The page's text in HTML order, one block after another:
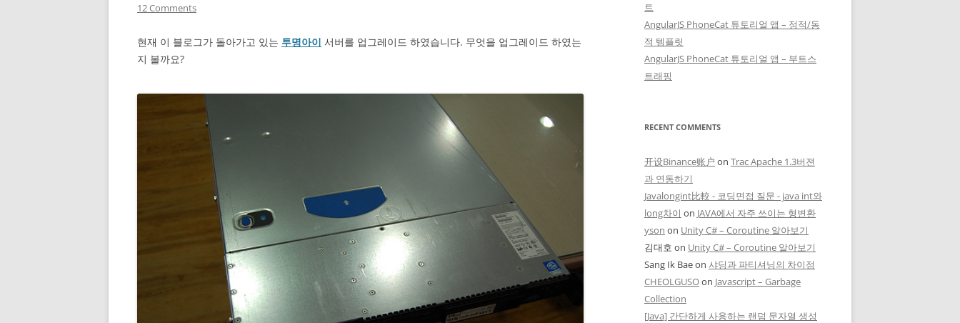
12 Comments
현재 이 블로그가 돌아가고 있는 투명아이 서버를 업그레이드 하였습니다. 무엇을 업그레이드 하였는
지 볼까요?
트
AngularJS PhoneCat 튜토리얼 앱 – 정적/동
적 템플릿
AngularJS PhoneCat 튜토리얼 앱 – 부트스
트래핑
RECENT COMMENTS
开设Binance账户 on Trac Apache 1.3버젼
과 연동하기
Javalongint比較 - 코딩면접 질문 - java int와
long차이 on JAVA에서 자주 쓰이는 형변환
yson on Unity C# – Coroutine 알아보기
김대호 on Unity C# – Coroutine 알아보기
Sang Ik Baeon 샤딩과 파티셔닝의 차이점
CHEOLGUSOon Javascript – Garbage
Collection
[Java] 간단하게 사용하는 랜덤 문자열 생성